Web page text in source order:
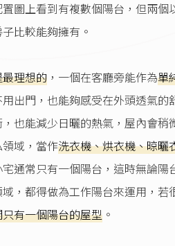
圖上看到有複數個陽台，但兩個
比較能夠擁有。
理想的 ，一個在客廳旁能作為單
用出門，也能夠感受在外頭透氣的
也能減少日曬的熱氣，屋內會稍
域，當作洗衣機、烘衣機、晾曬
宅通常只有一個陽台，這時無論陽
，都得做為工作陽台來運用，若
有一個陽台的屋型 。